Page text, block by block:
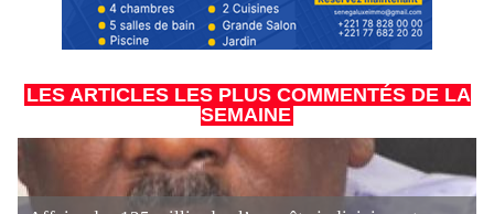
LES ARTICLES LES PLUS COMMENTÉS DE LA
SEMAINE